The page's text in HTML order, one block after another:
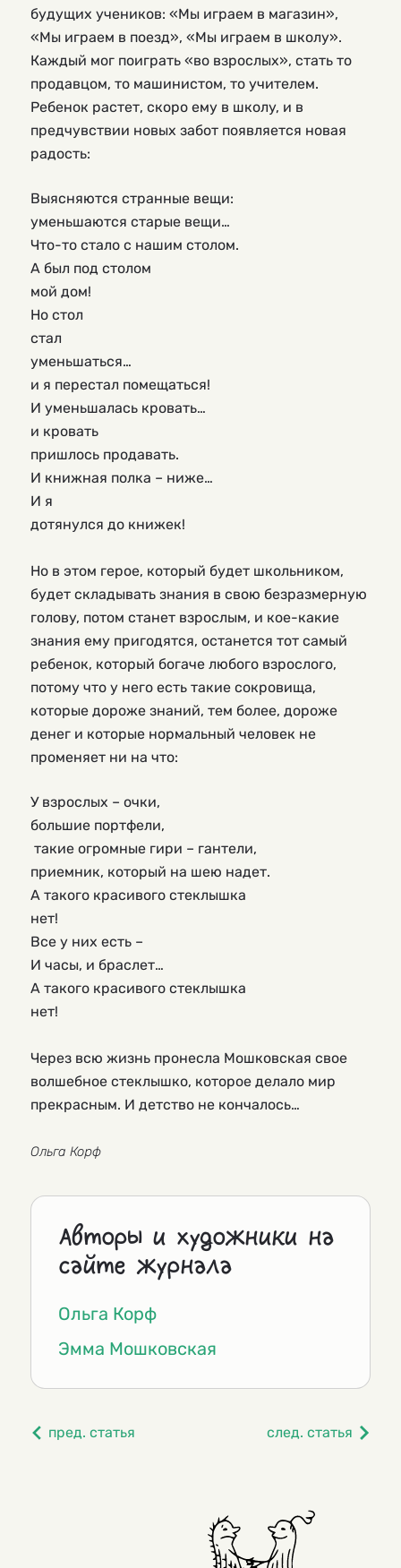
будущих учеников: «Мы играем в магазин»,
«Мы играем в поезд», «Мы играем в школу».
Каждый мог поиграть «во взрослых», стать то
продавцом, то машинистом, то учителем.
Ребенок растет, скоро ему в школу, и в
предчувствии новых забот появляется новая
радость:
Выясняются странные вещи:
уменьшаются старые вещи…
Что-то стало с нашим столом.
А был под столом
мой дом!
Но стол
стал
уменьшаться…
и я перестал помещаться!
И уменьшалась кровать…
и кровать
пришлось продавать.
И книжная полка – ниже…
И я
дотянулся до книжек!
Но в этом герое, который будет школьником,
будет складывать знания в свою безразмерную
голову, потом станет взрослым, и кое-какие
знания ему пригодятся, останется тот самый
ребенок, который богаче любого взрослого,
потому что у него есть такие сокровища,
которые дороже знаний, тем более, дороже
денег и которые нормальный человек не
променяет ни на что:
У взрослых – очки,
большие портфели,
приемник, который на шею надет.
А такого красивого стеклышка
нет!
Все у них есть –
И часы, и браслет…
А такого красивого стеклышка
нет!
Через всю жизнь пронесла Мошковская свое
волшебное стеклышко, которое делало мир
прекрасным. И детство не кончалось…
Ольга Корф
Авторы и художники на
сайте журнала
Ольга Корф
Эмма Мошковская
пред. статья след. статья